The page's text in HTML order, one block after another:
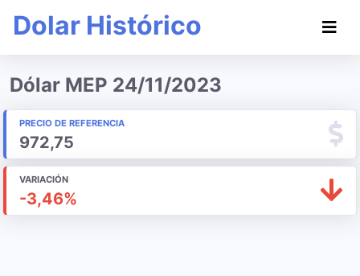
Dolar Histórico
Dólar MEP 24/11/2023
PRECIO DE REFERENCIA
972,75
VARIACIÓN
-3,46%